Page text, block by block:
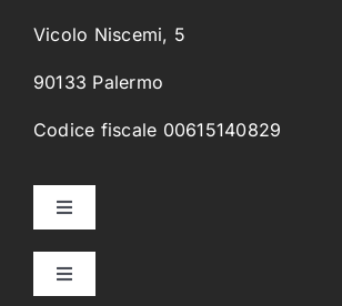
Vicolo Niscemi, 5
90133 Palermo
Codice fiscale 00615140829
Toggle
Home
Toggle